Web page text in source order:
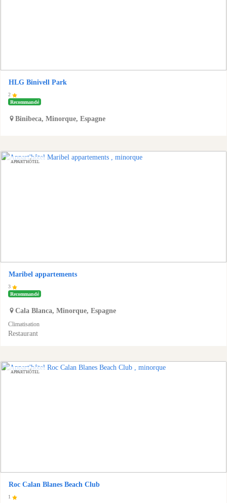
HLG Binivell Park
2
Recommandé
Binibeca, Minorque, Espagne
APPART'HÔTEL
Maribel appartements
3
Recommandé
Cala Blanca, Minorque, Espagne
Climatisation
Restaurant
APPART'HÔTEL
Roc Calan Blanes Beach Club
1